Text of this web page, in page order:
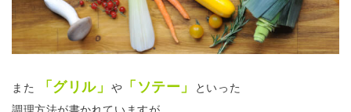
また 「グリル」 や 「ソテー」
といった